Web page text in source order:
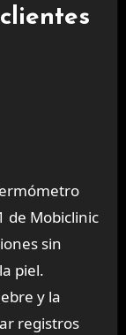
de Mobiclinic
sin
piel.
y la
registros